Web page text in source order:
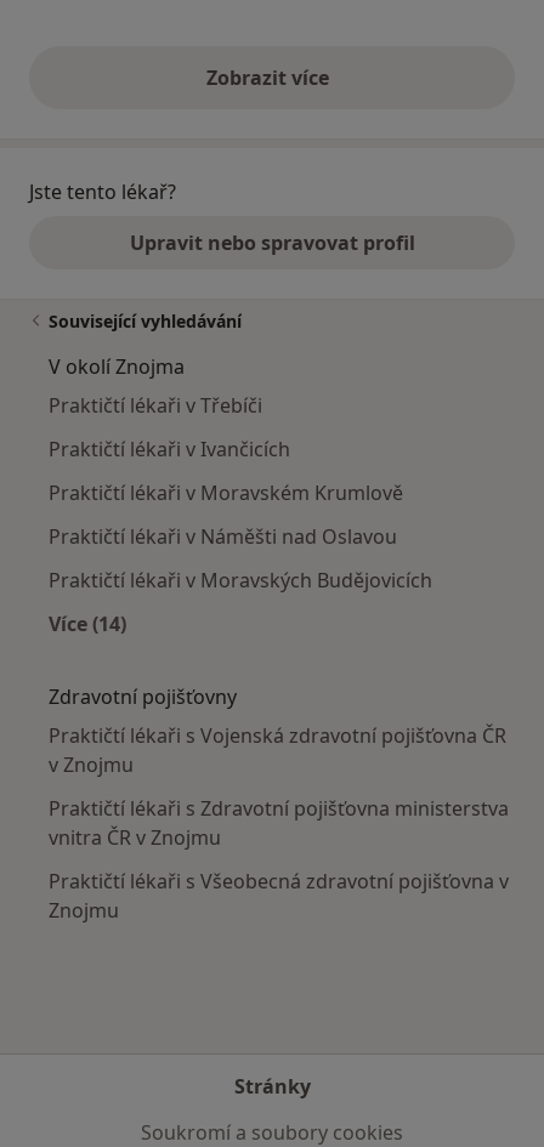
Zobrazit vícevýše uvedené názory
Jste tento lékař?
Upravit nebo spravovat profil
Související vyhledávání
V okolí Znojma
Praktičtí lékaři v Třebíči
Praktičtí lékaři v Ivančicích
Praktičtí lékaři v Moravském Krumlově
Praktičtí lékaři v Náměšti nad Oslavou
Praktičtí lékaři v Moravských Budějovicích
Více (14)
Zdravotní pojišťovny
Praktičtí lékaři s Vojenská zdravotní pojišťovna ČR
v Znojmu
Praktičtí lékaři s Zdravotní pojišťovna ministerstva
vnitra ČR v Znojmu
Praktičtí lékaři s Všeobecná zdravotní pojišťovna v
Znojmu
Stránky
Soukromí a soubory cookies